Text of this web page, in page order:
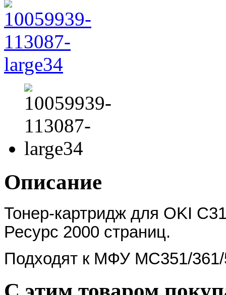
Описание
Тонер-картридж для ОKI
Ресурс 2000 страниц.
Подходят к МФУ MC351/